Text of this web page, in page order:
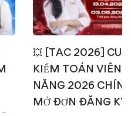
💥 [TAC 2026]
KIỂM TOÁN VIÊN
NĂNG 2026
MỞ ĐƠN ĐĂNG KÝ